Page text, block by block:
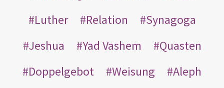
Luther
Relation
Synagoga
Jeshua
Yad Vashem
Quasten
Doppelgebot
Weisung
Aleph